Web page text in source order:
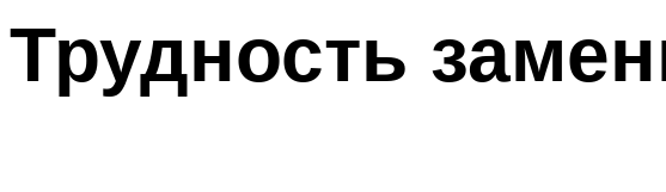
Трудность